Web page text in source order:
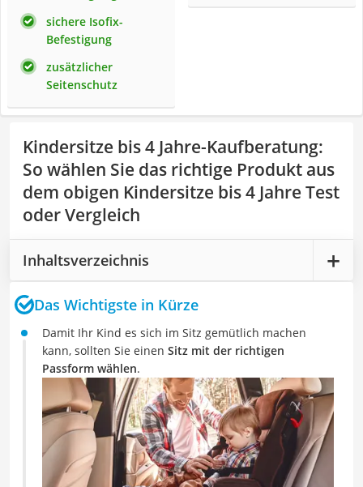
sichere Isofix-
Befestigung
zusätzlicher
Seitenschutz
Kindersitze bis 4 Jahre-Kaufberatung:
So wählen Sie das richtige Produkt aus
dem obigen Kindersitze bis 4 Jahre Test
oder Vergleich
Inhaltsverzeichnis
Das Wichtigste in Kürze
Damit Ihr Kind es sich im Sitz gemütlich machen
kann, sollten Sie einen Sitz mit der richtigen
Passform wählen.